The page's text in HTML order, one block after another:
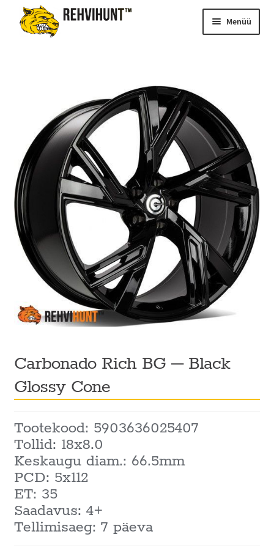
Menüü
Carbonado Rich BG – Black
Glossy Cone
Tootekood: 5903636025407
Tollid: 18x8.0
Keskaugu diam.: 66.5mm
PCD: 5x112
ET: 35
Saadavus: 4+
Tellimisaeg: 7 päeva